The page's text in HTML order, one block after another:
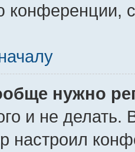
конференции,
нужно
и не делать.
настроил